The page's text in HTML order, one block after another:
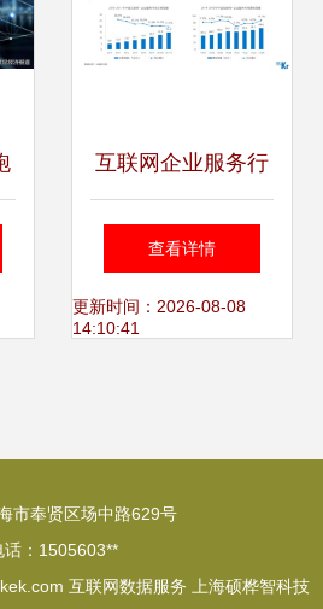
互联网企业服务行
业 云与数据的融合
革命
查看详情
更新时间：2026-08-08
14:10:41
市奉贤区场中路629号
话：1505603**
互联网数据服务 上海硕桦智科技